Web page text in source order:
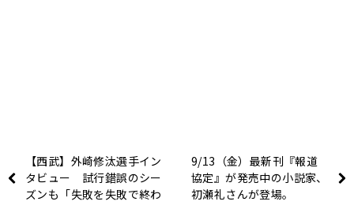
【西武】外崎修汰選手イン
タビュー 試行錯誤のシー
ズンも「失敗を失敗で終わ
9/13（金）最新刊『報道
協定』が発売中の小説家、
初瀬礼さんが登場。